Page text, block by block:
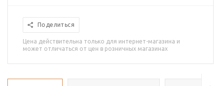
Поделиться
Цена действительна только для интернет-магазина и
может отличаться от цен в розничных магазинах